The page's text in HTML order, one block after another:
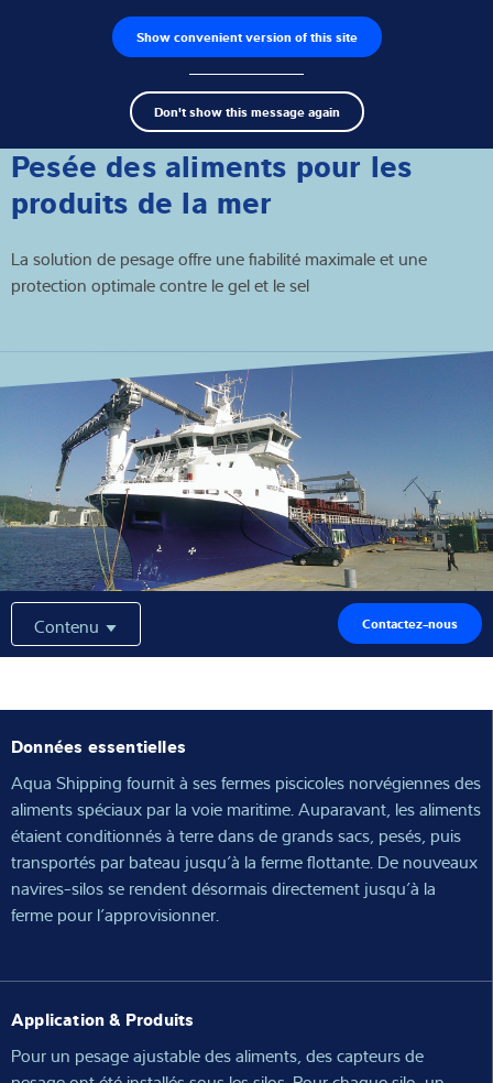
Show convenient version of this site
Don't show this message again
Recherche de produits Emplois
Search
term
Capteurs de pesage
Électroniques de pesage
Balances industrielles
Solutions d'inspection
Solutions individuelles
Service
Solutions Industrielles
Expertise et connaissances
À propos de nous
Actualités
Recherche de produits
Pesée des aliments pour les
produits de la mer
La solution de pesage offre une fiabilité maximale et une
protection optimale contre le gel et le sel
Contenu Contactez-nous
Données essentielles
Aqua Shipping fournit à ses fermes piscicoles norvégiennes des
aliments spéciaux par la voie maritime. Auparavant, les aliments
étaient conditionnés à terre dans de grands sacs, pesés, puis
transportés par bateau jusqu’à la ferme flottante. De nouveaux
navires-silos se rendent désormais directement jusqu’à la
ferme pour l’approvisionner.
Application & Produits
Pour un pesage ajustable des aliments, des capteurs de